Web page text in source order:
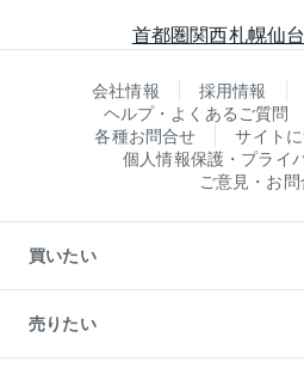
首都圏関西札幌仙
会社情報 採用情報
ヘルプ・よくあるご質問
各種お問合せ
サイト
個人情報保護・プライ
ご意見・お
買いたい
新築・分譲マンションの購入
中古マンションの購入
一戸建ての購入
売りたい